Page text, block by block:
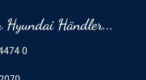
Hyundai Händler...
0